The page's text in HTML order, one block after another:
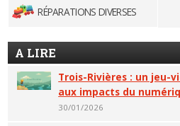
RÉPARATIONS DIVERSES
A LIRE
Trois-Rivières : un jeu-
aux impacts du
30/01/2026